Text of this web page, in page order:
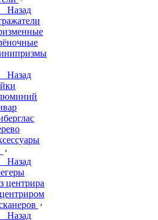
Назад
Назад
Назад
центрира
Назад